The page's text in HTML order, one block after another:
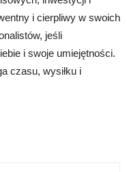
i cierpliwy w swoich
jeśli
i swoje umiejętności.
czasu, wysiłku i